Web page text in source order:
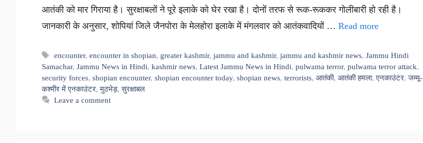
आतंकी को मार गिराया है। सुरक्षाबलों ने पूरे इलाके को घेर रखा है। दोनों तरफ से रूक-रूककर गोलीबारी हो रही है।
जानकारी के अनुसार, शोपियां जिले जैनपोरा के मेलहोरा इलाके में मंगलवार को आतंकवादियों … Read more
Tags
encounter,encounter in shopian, greater kashmir,jammu and kashmir,jammu and kashmir news,Jammu Hindi
Samachar, Jammu News in Hindi, kashmir news, Latest Jammu News in Hindi, pulwama terror, pulwama terror attack,
security forces, shopian encounter, shopian encounter today, shopian news, terrorists, आतंकी, आतंकी हमला,एनकाउंटर,जम्मू-
कश्मीर में एनकाउंटर,मुठभेड़,सुरक्षाबल
Leave a comment